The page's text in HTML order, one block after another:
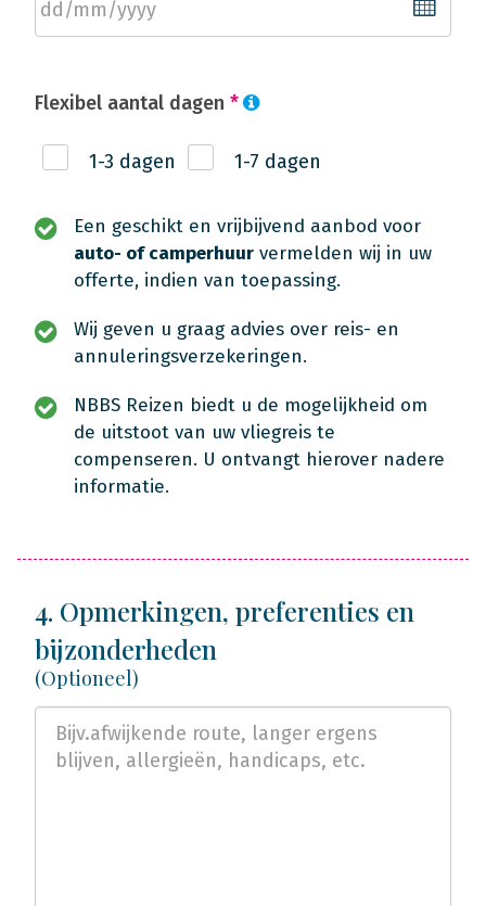
Flexibel aantal dagen *
1-3 dagen 1-7 dagen
Een geschikt en vrijbijvend aanbod voor
auto- of camperhuur vermelden wij in uw
offerte, indien van toepassing.
Wij geven u graag advies over reis- en
annuleringsverzekeringen.
NBBS Reizen biedt u de mogelijkheid om
de uitstoot van uw vliegreis te
compenseren. U ontvangt hierover nadere
informatie.
4. Opmerkingen, preferenties en
bijzonderheden
(Optioneel)